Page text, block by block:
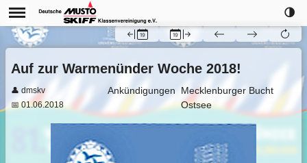
🌗
Auf zur Warmenünder Woche 2018!
👤 dmskv
📅 01.06.2018
Ankündigungen
Mecklenburger Bucht
Ostsee